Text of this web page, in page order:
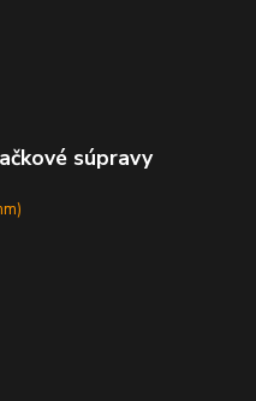
súpravy